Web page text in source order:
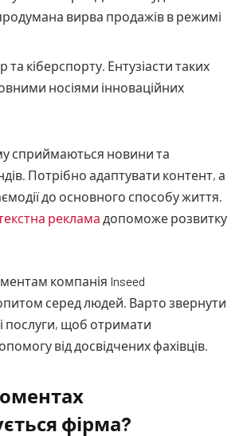
вирва продажів в режимі
та кіберспорту. Ентузіасти таких
носіями інноваційних
сприймаються новини та
Потрібно адаптувати контент, а
до основного способу життя.
реклама допоможе розвитку
компанія Inseed
серед людей. Варто звернути
послуги, щоб отримати
від досвідчених фахівців.
фірма?